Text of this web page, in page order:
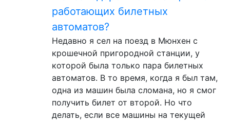
работающих билетных
автоматов?
Недавно я сел на поезд в Мюнхен с
крошечной пригородной станции, у
которой была только пара билетных
автоматов. В то время, когда я был там,
одна из машин была сломана, но я смог
получить билет от второй. Но что
делать, если все машины на текущей